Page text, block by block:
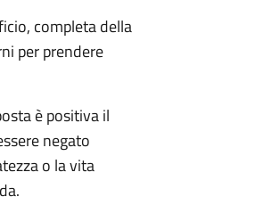
completa della
per prendere
è positiva il
negato
o la vita